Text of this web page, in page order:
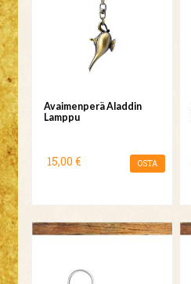
Avaimenperä Aladdin
Lamppu
15,00 € OSTA